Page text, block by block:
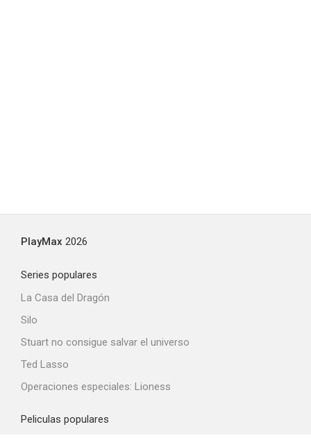
PlayMax 2026
Series populares
La Casa del Dragón
Silo
Stuart no consigue salvar el universo
Ted Lasso
Operaciones especiales: Lioness
Peliculas populares